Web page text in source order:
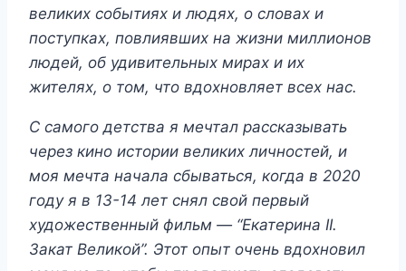
великих событиях и людях, о словах и
поступках, повлиявших на жизни миллионов
людей, об удивительных мирах и их
жителях, о том, что вдохновляет всех нас.
С самого детства я мечтал рассказывать
через кино истории великих личностей, и
моя мечта начала сбываться, когда в 2020
году я в 13-14 лет снял свой первый
художественный фильм — “Екатерина II.
Закат Великой”. Этот опыт очень вдохновил